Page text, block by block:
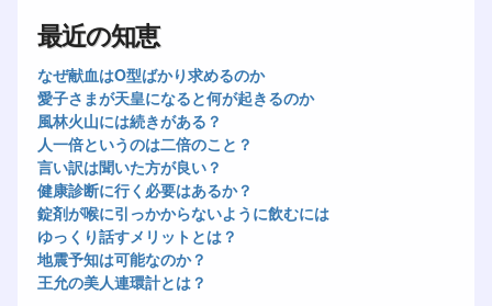
最近の知恵
なぜ献血はO型ばかり求めるのか
愛子さまが天皇になると何が起きるのか
風林火山には続きがある？
人一倍というのは二倍のこと？
言い訳は聞いた方が良い？
健康診断に行く必要はあるか？
錠剤が喉に引っかからないように飲むには
ゆっくり話すメリットとは？
地震予知は可能なのか？
王允の美人連環計とは？